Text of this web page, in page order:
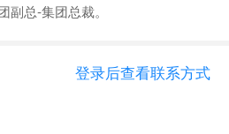
总-集团总裁。
登录后查看联系方式